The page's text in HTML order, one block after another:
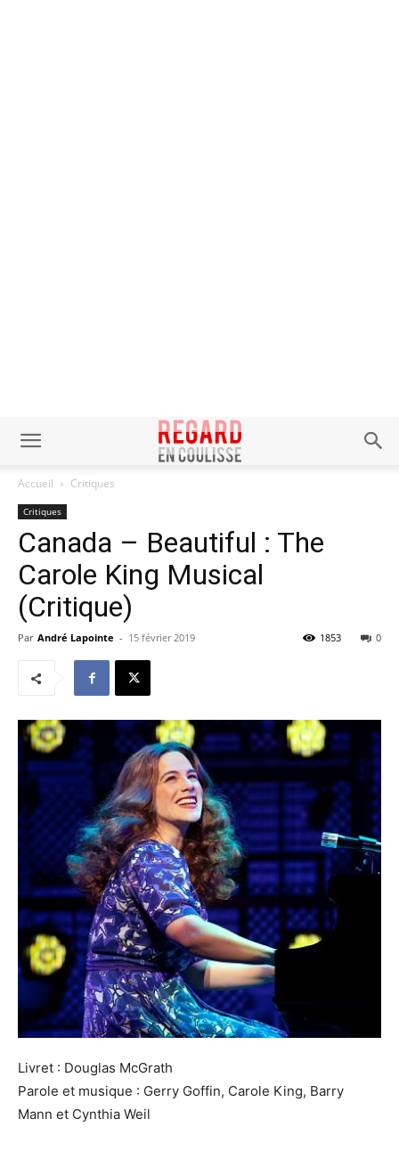
Accueil Critiques
Critiques
Canada – Beautiful : The
Carole King Musical
(Critique)
Par André Lapointe - 15 février 2019 0
1853
Livret : Douglas McGrath
Parole et musique : Gerry Goffin, Carole King, Barry
Mann et Cynthia Weil